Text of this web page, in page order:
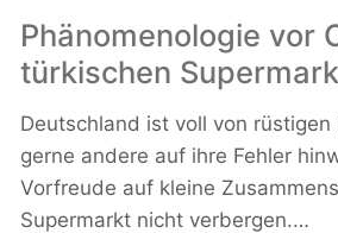
Phänomenologie vor
türkischen
Deutschland ist voll von rüstigen
gerne andere auf ihre Fehler
Vorfreude auf kleine
Supermarkt nicht verbergen.…